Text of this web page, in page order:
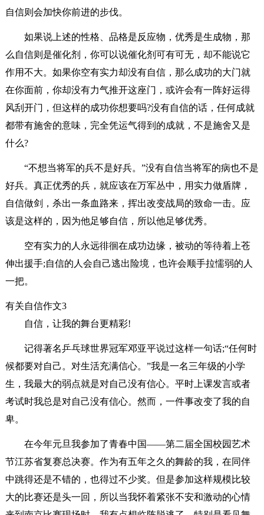
自信则会加快你前进的步伐。
如果说上述的性格、品格是反应物，优秀是生成物，那
么自信则是催化剂，你可以说催化剂可有可无，却不能说它
作用不大。如果你空有实力却没有自信，那么成功的大门就
在你面前，你却没有力气推开这座门，或许会有一阵好运得
风刮开门，但这样的成功你想要吗?没有自信的话，任何成就
都带有施舍的意味，完全凭运气得到的成就，不是施舍又是
什么?
“不想当将军的兵不是好兵。”没有自信当将军的病也不是
好兵。真正优秀的兵，就应该在万军丛中，用实力做盾牌，
自信做剑，杀出一条血路来，挥出改变战局的致命一击。应
该是这样的，因为他足够自信，所以他足够优秀。
空有实力的人永远徘徊在成功边缘，被动的等待着上苍
伸出援手;自信的人会自己逃出险境，也许会顺手拉懦弱的人
一把。
有关自信作文3
自信，让我的舞台更精彩!
记得著名乒乓球世界冠军邓亚平说过这样一句话;“任何时
候都要对自己。对生活充满信心。”我是一名三年级的小学
生，我最大的弱点就是对自己没有信心。平时上课发言或者
考试时我总是对自己没有信心。然而，一件事改变了我的自
卑。
在今年元旦我参加了青春中国——第二届全国校园艺术
节江苏省复赛总决赛。作为有五年之久的舞龄的我，在同伴
中跳得还是不错的，也得过不少奖。但是参加这样规模比较
大的比赛还是头一回，所以当我怀着紧张不安和激动的心情